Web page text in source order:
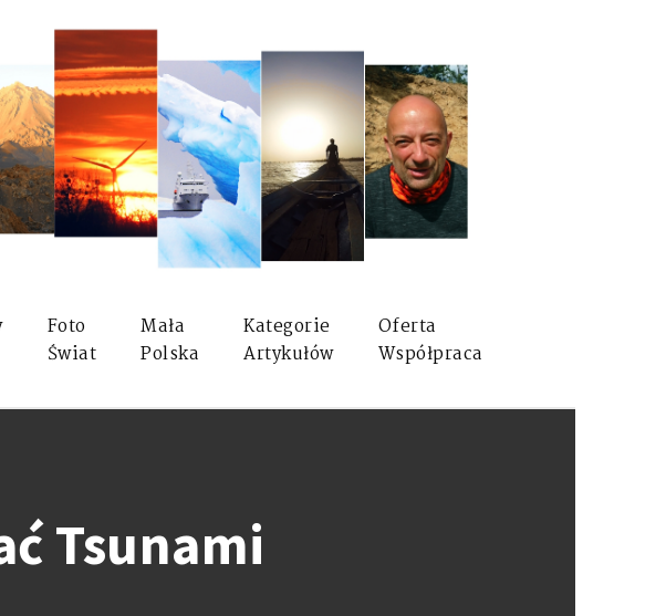
Foto
Świat
Mała
Polska
Kategorie
Artykułów
Oferta
Współpraca
Tsunami